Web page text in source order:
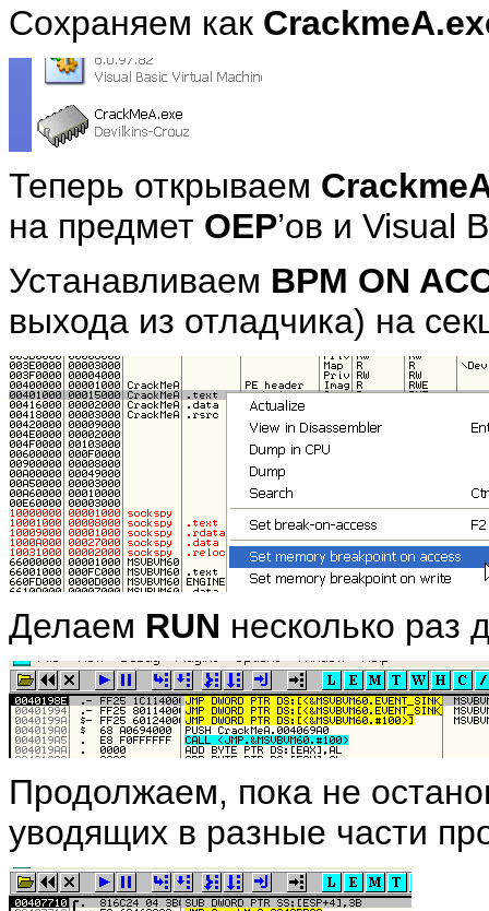
Сохраняем как
Теперь открываем
на предмет OEP’ов и Visual
Устанавливаем BPM ON
выхода из отладчика) на
Делаем RUN несколько раз
Продолжаем, пока не
уводящих в разные части